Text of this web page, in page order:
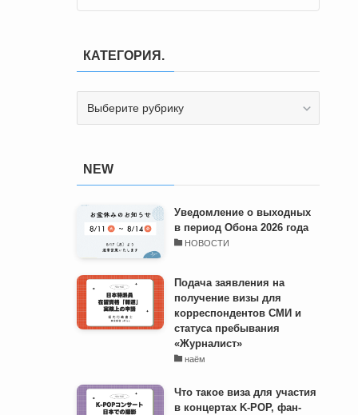
КАТЕГОРИЯ.
NEW
Уведомление о выходных
в период Обона 2026 года
НОВОСТИ
Подача заявления на
получение визы для
корреспондентов СМИ и
статуса пребывания
«Журналист»
наём
Что такое виза для участия
в концертах K-POP, фан-